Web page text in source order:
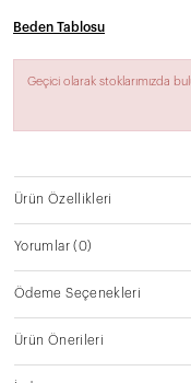
Beden Tablosu
Geçici olarak stoklarımızda
Ürün Özellikleri
Yorumlar(0)
Ödeme Seçenekleri
Ürün Önerileri